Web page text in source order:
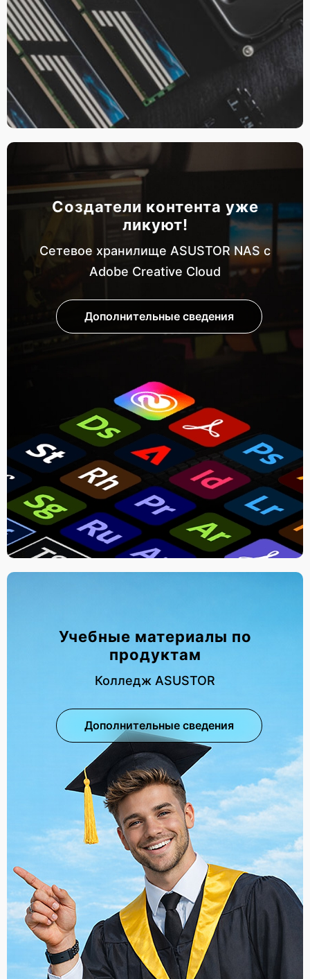
Создатели контента уже
ликуют!
Сетевое хранилище ASUSTOR NAS с
Adobe Creative Cloud
Дополнительные сведения
Учебные материалы по
продуктам
Колледж ASUSTOR
Дополнительные сведения